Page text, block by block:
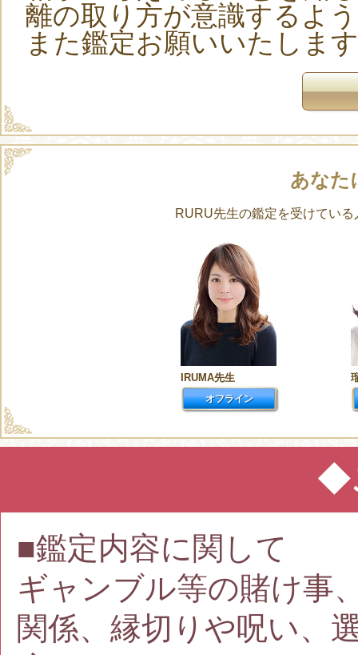
離の取り方が意識するよ
また鑑定お願いいたしま
あなた
RURU先生の鑑定を受けてい
IRUMA先生
オフライン
◆
■鑑定内容に関して
ギャンブル等の賭け事
関係、縁切りや呪い、